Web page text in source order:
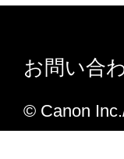
お問い合
© Canon